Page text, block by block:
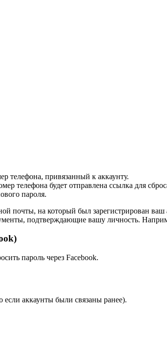
телефона, привязанный к аккаунту.
телефона будет отправлена ссылка для
пароля.
почты, на который был зарегистрирован
подтверждающие вашу личность.
пароль через Facebook.
если аккаунты были связаны ранее).